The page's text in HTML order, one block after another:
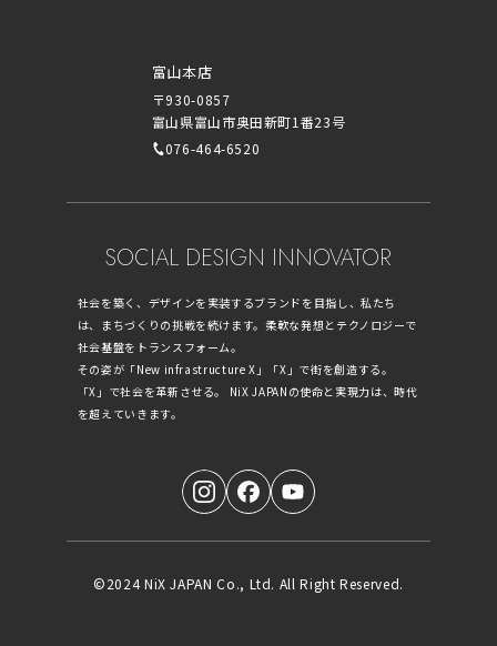
富山本店
〒930-0857
富山県富山市奥田新町1番23号
076-464-6520
SOCIAL DESIGN INNOVATOR
社会を築く、デザインを実装するブランドを目指し、私たち
は、まちづくりの挑戦を続けます。柔軟な発想とテクノロジーで
社会基盤をトランスフォーム。
その姿が「New infrastructure X」「X」で街を創造する。
「X」で社会を革新させる。 NiX JAPANの使命と実現力は、時代
を超えていきます。
©2024 NiX JAPAN Co., Ltd. All Right Reserved.